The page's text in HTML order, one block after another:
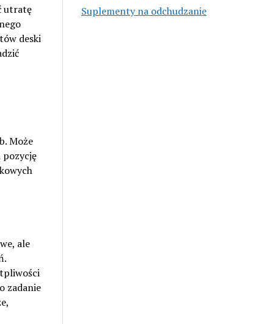
utratę
deski
Może
pozycję
ale
zadanie
Suplementy na odchudzanie